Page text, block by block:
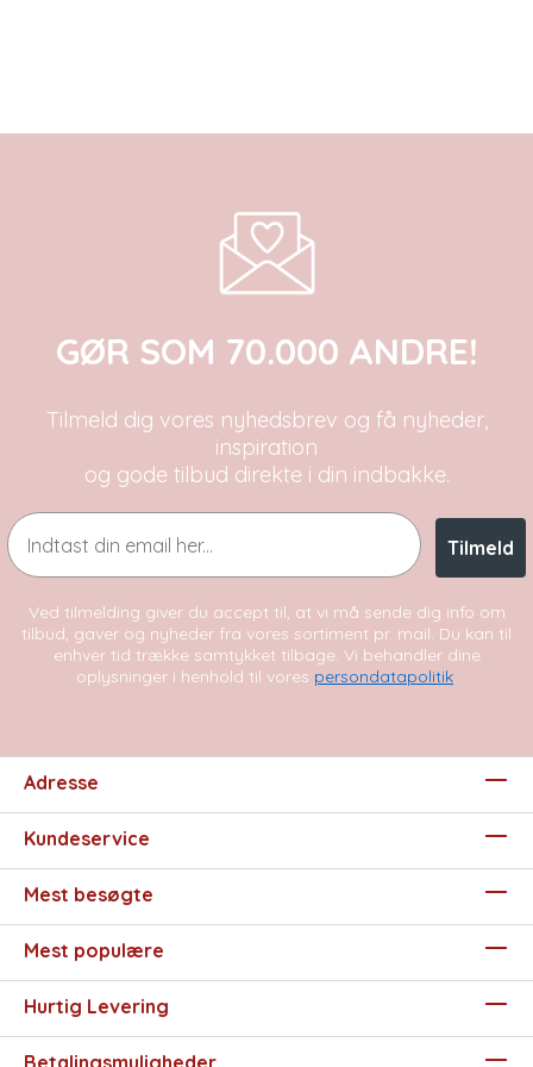
GØR SOM 70.000 ANDRE!
Tilmeld dig vores nyhedsbrev og få nyheder,
inspiration
og gode tilbud direkte i din indbakke.
Email
Tilmeld
Ved tilmelding giver du accept til, at vi må sende dig info om
tilbud, gaver og nyheder fra vores sortiment pr. mail. Du kan til
enhver tid trække samtykket tilbage. Vi behandler dine
oplysninger i henhold til vores persondatapolitik.
Adresse
Kundeservice
Mest besøgte
Mest populære
Hurtig Levering